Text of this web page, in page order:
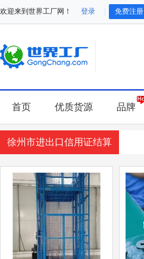
欢迎来到世界工厂网！ 登录 免费注册
首页 优质货源 品牌
徐州市进出口信用证结算